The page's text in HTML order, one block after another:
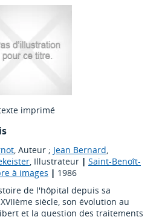
imprimé
, Auteur ; Jean Bernard,
, Illustrateur | Saint-Benoît-
à images | 1986
de l'hôpital depuis sa
siècle, son évolution au
et la question des traitements